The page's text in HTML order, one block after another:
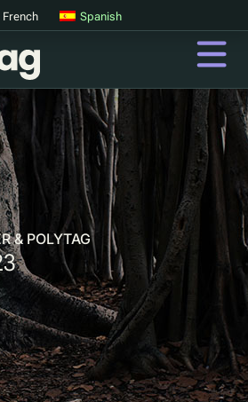
de productos
de devolución de depósitos
productos
French Spanish
& POLYTAG